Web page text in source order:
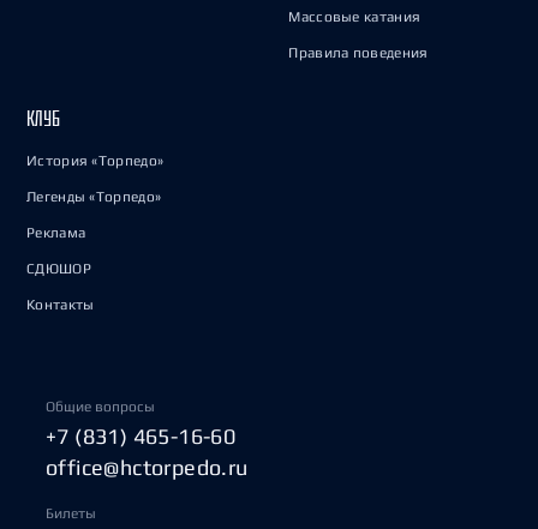
Массовые катания
Правила поведения
КЛУБ
История «Торпедо»
Легенды «Торпедо»
Реклама
СДЮШОР
Контакты
Общие вопросы
+7 (831) 465-16-60
office@hctorpedo.ru
Билеты